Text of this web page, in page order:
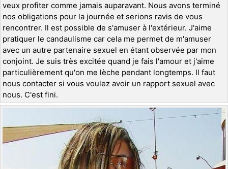
veux profiter comme jamais auparavant. Nous avons terminé
nos obligations pour la journée et serions ravis de vous
rencontrer. Il est possible de s'amuser à l'extérieur. J'aime
pratiquer le candaulisme car cela me permet de m'amuser
avec un autre partenaire sexuel en étant observée par mon
conjoint. Je suis très excitée quand je fais l'amour et j'aime
particulièrement qu'on me lèche pendant longtemps. Il faut
nous contacter si vous voulez avoir un rapport sexuel avec
nous. C'est fini.